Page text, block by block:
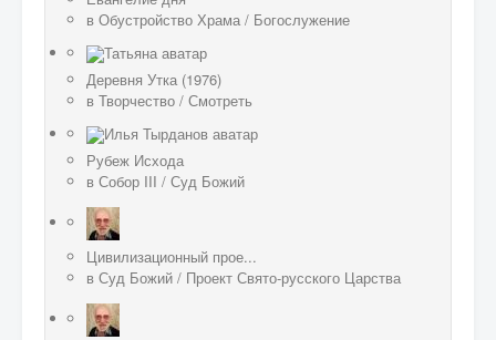
в Обустройство Храма / Богослужение
Деревня Утка (1976)
в Творчество / Смотреть
Рубеж Исхода
в Собор III / Суд Божий
Цивилизационный прое...
в Суд Божий / Проект Свято-русского Царства